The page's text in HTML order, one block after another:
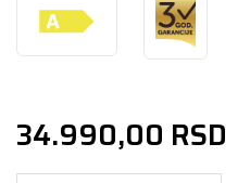
34.990,00 RSD